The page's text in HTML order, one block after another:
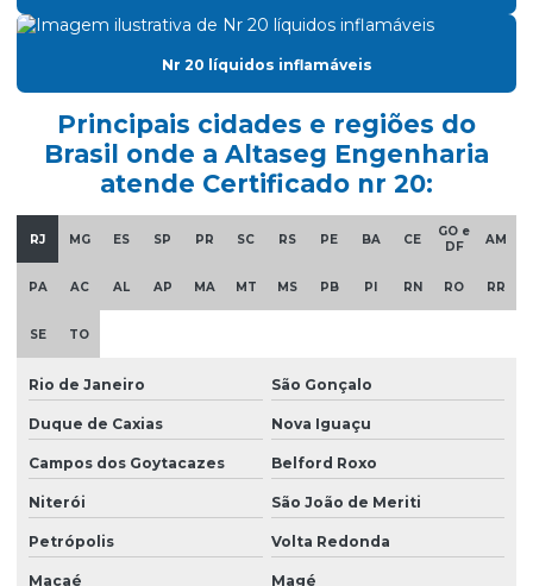
Classificação de áreas de risco
Clcb acompanhamento
Clcb corpo de bombeiros
Consultoria nr10
Curso de nr 33
Elaboração ltcat
Elaboração de pgr
Empresa consultoria segurança do trabalho
Empresa laudo spda
Empresa que faz ltcat
Empresa que faz pgr
Nr 20 líquidos inflamáveis
Principais cidades e regiões do
Brasil onde a Altaseg Engenharia
atende Certificado nr 20:
RJ MG ES SP PR SC RS PE BA CE
GO e
DF
AM
PA AC AL AP MA MT MS PB PI RN RO RR
SE TO
Rio de Janeiro São Gonçalo
Duque de Caxias Nova Iguaçu
Campos dos Goytacazes Belford Roxo
Niterói São João de Meriti
Petrópolis Volta Redonda
Macaé Magé